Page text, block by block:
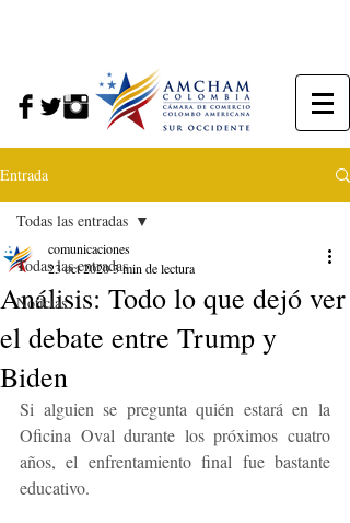
Entrada
Todas las entradas
Noticias
Todas las entradas
Análisis: Todo lo que dejó ver
el debate entre Trump y
Biden
comunicaciones
23 oct 20203 min de lectura
Si alguien se pregunta quién estará en la
Oficina Oval durante los próximos cuatro
años, el enfrentamiento final fue bastante
educativo.